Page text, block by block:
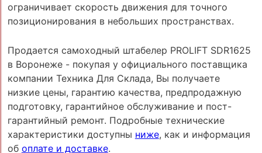
ограничивает скорость движения для точного
позиционирования в небольших пространствах.
Продается самоходный штабелер PROLIFT SDR1625
в Воронеже - покупая у официального поставщика
компании Техника Для Склада, Вы получаете
низкие цены, гарантию качества, предпродажную
подготовку, гарантийное обслуживание и пост-
гарантийный ремонт. Подробные технические
характеристики доступны ниже, как и информация
об оплате и доставке.